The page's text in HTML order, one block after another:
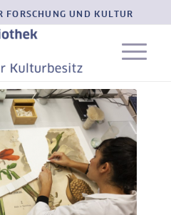
FORSCHUNG UND KULTUR